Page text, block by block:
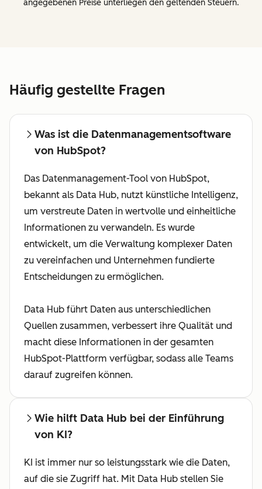
angegebenen Preise unterliegen den geltenden Steuern.
Häufig gestellte Fragen
Was ist die Datenmanagementsoftware
von HubSpot?
Das Datenmanagement-Tool von HubSpot,
bekannt als Data Hub, nutzt künstliche Intelligenz,
um verstreute Daten in wertvolle und einheitliche
Informationen zu verwandeln. Es wurde
entwickelt, um die Verwaltung komplexer Daten
zu vereinfachen und Unternehmen fundierte
Entscheidungen zu ermöglichen.
Data Hub führt Daten aus unterschiedlichen
Quellen zusammen, verbessert ihre Qualität und
macht diese Informationen in der gesamten
HubSpot-Plattform verfügbar, sodass alle Teams
darauf zugreifen können.
Wie hilft Data Hub bei der Einführung
von KI?
KI ist immer nur so leistungsstark wie die Daten,
auf die sie Zugriff hat. Mit Data Hub stellen Sie